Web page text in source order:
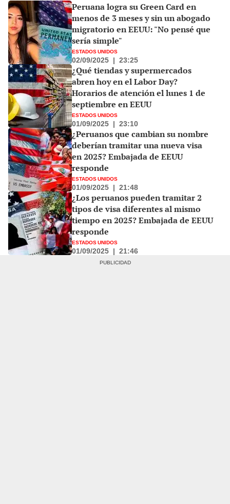
Peruana logra su Green Card en
menos de 3 meses y sin un abogado
migratorio en EEUU: "No pensé que
sería simple"
ESTADOS UNIDOS
02/09/2025 | 23:25
¿Qué tiendas y supermercados
abren hoy en el Labor Day?
Horarios de atención el lunes 1 de
septiembre en EEUU
ESTADOS UNIDOS
01/09/2025 | 23:10
¿Peruanos que cambian su nombre
deberían tramitar una nueva visa
en 2025? Embajada de EEUU
responde
ESTADOS UNIDOS
01/09/2025 | 21:48
¿Los peruanos pueden tramitar 2
tipos de visa diferentes al mismo
tiempo en 2025? Embajada de EEUU
responde
ESTADOS UNIDOS
01/09/2025 | 21:46